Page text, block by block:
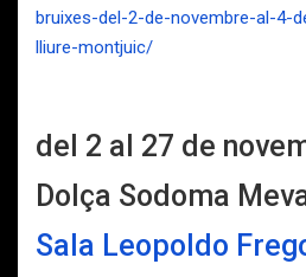
bruixes-del-2-de-novembre-al-4-
lliure-montjuic/
del 2 al 27 de
Dolça Sodoma
Sala Leopoldo